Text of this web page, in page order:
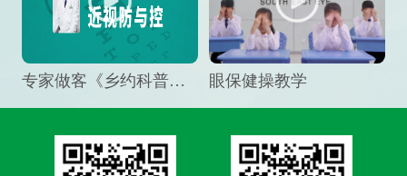
专家做客《乡约科普》栏目，预防孩子近视竟然这么“简单” 眼保健操教学